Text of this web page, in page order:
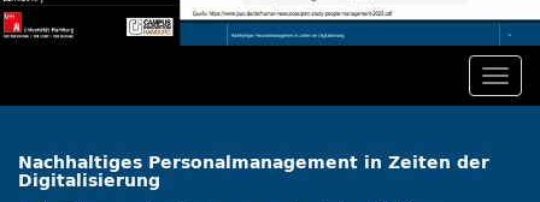
Nachhaltiges Personalmanagement in Zeiten der
Digitalisierung